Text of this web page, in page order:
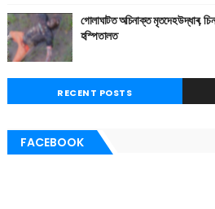
গোলাঘাটত অচিনাক্ত মৃতদেহ উদ্ধাৰ,
হস্পিতালত
RECENT POSTS
FACEBOOK